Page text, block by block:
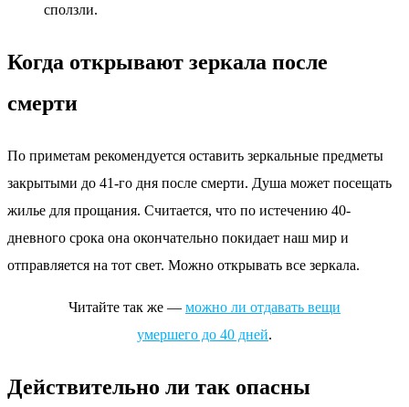
сползли.
Когда открывают зеркала после
смерти
По приметам рекомендуется оставить зеркальные предметы
закрытыми до 41-го дня после смерти. Душа может посещать
жилье для прощания. Считается, что по истечению 40-
дневного срока она окончательно покидает наш мир и
отправляется на тот свет. Можно открывать все зеркала.
Читайте так же — можно ли отдавать вещи
умершего до 40 дней.
Действительно ли так опасны